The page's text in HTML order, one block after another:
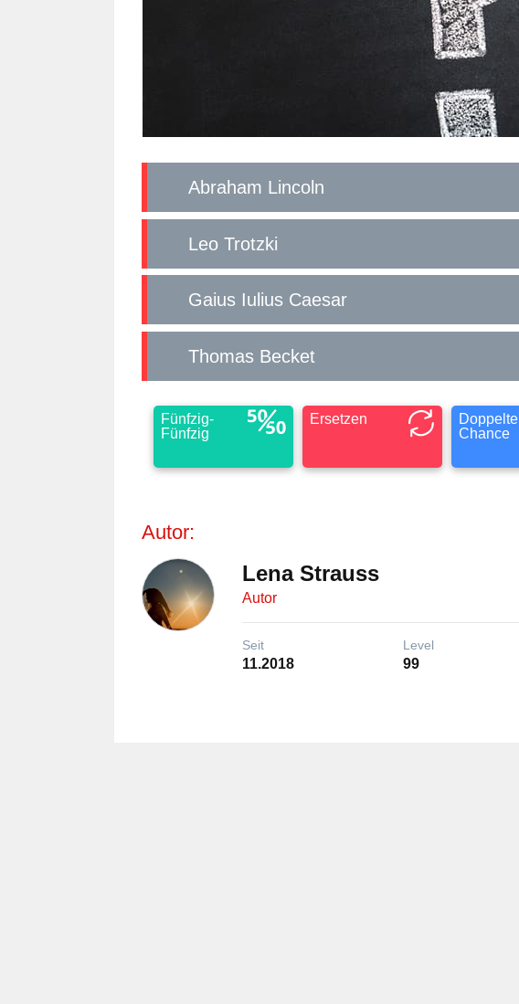
Abraham Lincoln
Leo Trotzki
Gaius Iulius Caesar
Thomas Becket
Fünfzig-
Fünfzig
Ersetzen
Doppelte
Chance
Autor:
Lena Strauss
Autor
Seit
11.2018
Level
99